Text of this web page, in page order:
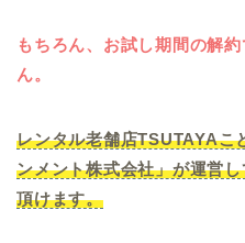
もちろん、お試し期間の解
ん。
レンタル老舗店TSUTAYAこ
ンメント株式会社」が運営
頂けます。